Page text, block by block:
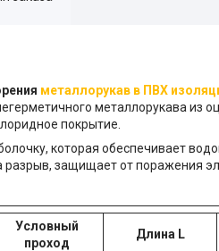
металлорукав в ПВХ
металлорукава из
покрытие.
которая обеспечивает
разрыв, защищает от поражения
Условный
проход
Длина L